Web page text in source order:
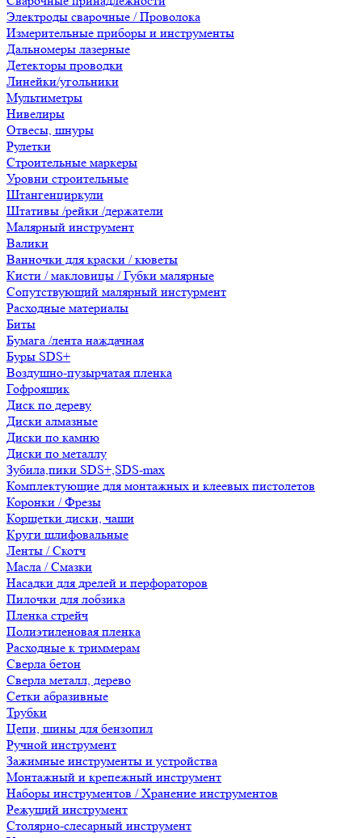
Электроды сварочные / Проволока
Измерительные приборы и инструменты
Дальномеры лазерные
Детекторы проводки
Линейки/угольники
Мультиметры
Нивелиры
Отвесы, шнуры
Рулетки
Строительные маркеры
Уровни строительные
Штангенциркули
Штативы /рейки /держатели
Малярный инструмент
Валики
Ванночки для краски / кюветы
Кисти / макловицы / Губки малярные
Сопутствующий малярный инстурмент
Расходные материалы
Биты
Бумага /лента наждачная
Буры SDS+
Воздушно-пузырчатая пленка
Гофроящик
Диск по дереву
Диски алмазные
Диски по камню
Диски по металлу
Зубила,пики SDS+,SDS-max
Комплектующие для монтажных и клеевых пистолетов
Коронки / Фрезы
Корщетки диски, чаши
Круги шлифовальные
Ленты / Скотч
Масла / Смазки
Насадки для дрелей и перфораторов
Пилочки для лобзика
Пленка стрейч
Полиэтиленовая пленка
Расходные к триммерам
Сверла бетон
Сверла металл, дерево
Сетки абразивные
Трубки
Цепи, шины для бензопил
Ручной инструмент
Зажимные инструменты и устройства
Монтажный и крепежный инструмент
Наборы инструментов / Хранение инструментов
Режущий инструмент
Столярно-слесарный инструмент